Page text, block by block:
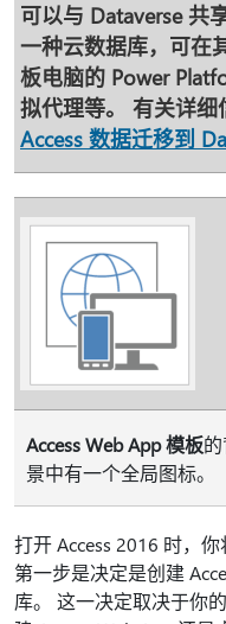
可以与 Dataverse 共
一种云数据库，可在
板电脑的 Power
拟代理等。 有关详细
Access 数据迁移到
Access Web App 模板
景中有一个全局图标。
打开 Access 2016 时，
第一步是决定是创建
库。 这一决定取决于你